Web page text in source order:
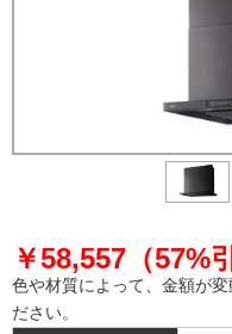
￥58,557（57%引
色や材質によって、金額が
ださい。